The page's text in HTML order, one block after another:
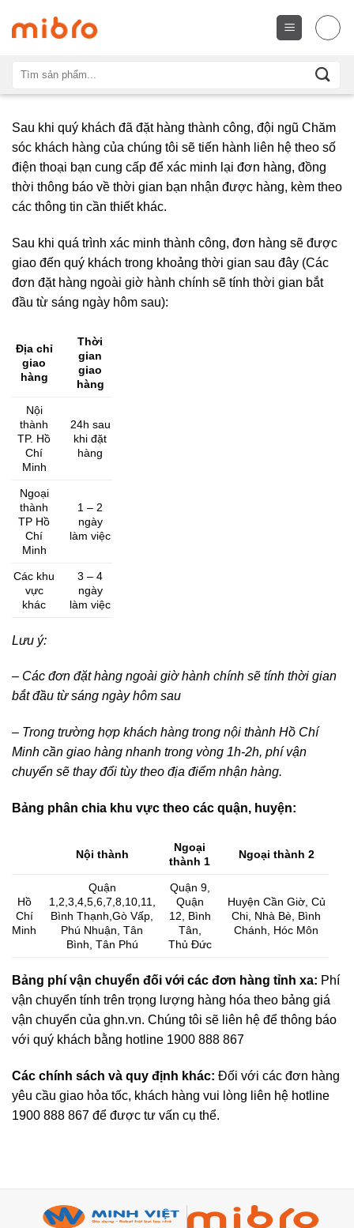
đến
dung
Tìm
Sau khi quý khách đã đặt hàng thành công, đội ngũ Chăm
sóc khách hàng của chúng tôi sẽ tiến hành liên hệ theo số
điện thoại bạn cung cấp để xác minh lại đơn hàng, đồng
thời thông báo về thời gian bạn nhận được hàng, kèm theo
các thông tin cần thiết khác.
Sau khi quá trình xác minh thành công, đơn hàng sẽ được
giao đến quý khách trong khoảng thời gian sau đây (Các
đơn đặt hàng ngoài giờ hành chính sẽ tính thời gian bắt
đầu từ sáng ngày hôm sau):
Địa chỉ
giao
hàng
Thời
gian
giao
hàng
Nội
thành
TP. Hồ
Chí
Minh
24h sau
khi đặt
hàng
Ngoại
thành
TP Hồ
Chí
Minh
1 – 2
ngày
làm việc
Các khu
vực
khác
3 – 4
ngày
làm việc
Lưu ý:
– Các đơn đặt hàng ngoài giờ hành chính sẽ tính thời gian
bắt đầu từ sáng ngày hôm sau
– Trong trường hợp khách hàng trong nội thành Hồ Chí
Minh cần giao hàng nhanh trong vòng 1h-2h, phí vận
chuyển sẽ thay đổi tùy theo địa điểm nhận hàng.
Bảng phân chia khu vực theo các quận, huyện:
Nội thành
Ngoại
thành 1
Ngoại thành 2
Hồ
Chí
Minh
Quận
1,2,3,4,5,6,7,8,10,11,
Bình Thạnh,Gò Vấp,
Phú Nhuận, Tân
Bình, Tân Phú
Quận 9,
Quận
12, Bình
Tân,
Thủ Đức
Huyện Cần Giờ, Củ
Chi, Nhà Bè, Bình
Chánh, Hóc Môn
Bảng phí vận chuyển đối với các đơn hàng tỉnh xa: Phí
vận chuyển tính trên trọng lượng hàng hóa theo bảng giá
vận chuyển của ghn.vn. Chúng tôi sẽ liên hệ để thông báo
với quý khách bằng hotline 1900 888 867
Các chính sách và quy định khác: Đối với các đơn hàng
yêu cầu giao hỏa tốc, khách hàng vui lòng liên hệ hotline
1900 888 867 để được tư vấn cụ thể.